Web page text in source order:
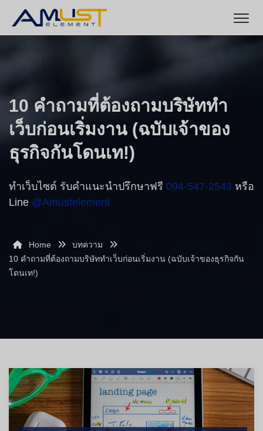
10 คำถามที่ต้องถามบริษัททำ
เว็บก่อนเริ่มงาน (ฉบับเจ้าของ
ธุรกิจกันโดนเท!)
ทำเว็บไซต์ รับคำแนะนำปรึกษาฟรี 094-547-2543 หรือ
Line @amustelement
Home
บทความ
10 คำถามที่ต้องถามบริษัททำเว็บก่อนเริ่มงาน (ฉบับเจ้าของธุรกิจกัน
โดนเท!)